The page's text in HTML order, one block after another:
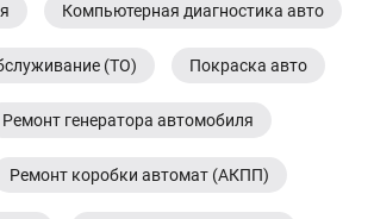
Компьютерная диагностика авто
(ТО) Покраска авто
Ремонт генератора автомобиля
Ремонт коробки автомат (АКПП)